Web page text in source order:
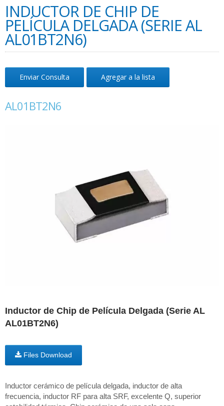
INDUCTOR DE CHIP DE
PELÍCULA DELGADA (SERIE AL
AL01BT2N6)
Enviar Consulta Agregar a la lista
AL01BT2N6
Inductor de Chip de Película Delgada (Serie AL
AL01BT2N6)
Files Download
Inductor cerámico de película delgada, inductor de alta
frecuencia, inductor RF para alta SRF, excelente Q, superior